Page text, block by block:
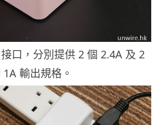
口，分別提供 2 個 2.4A 及 2
1A 輸出規格。